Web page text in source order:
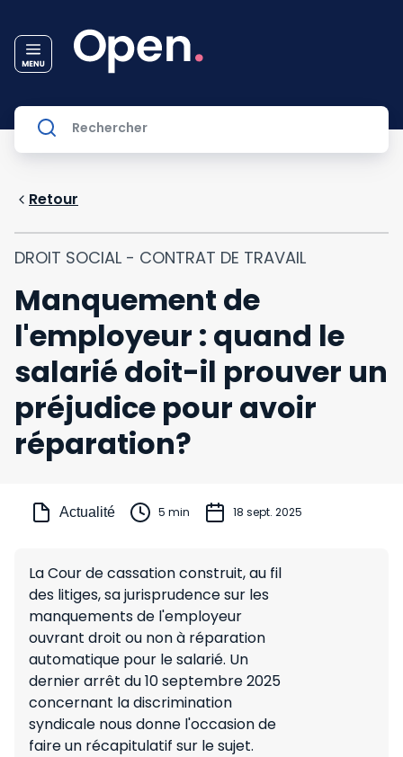
Retour
DROIT SOCIAL - CONTRAT DE TRAVAIL
Manquement de
l'employeur : quand le
salarié doit-il prouver un
préjudice pour avoir
réparation?
Actualité 5 min 18 sept. 2025
La Cour de cassation construit, au fil
des litiges, sa jurisprudence sur les
manquements de l'employeur
ouvrant droit ou non à réparation
automatique pour le salarié. Un
dernier arrêt du 10 septembre 2025
concernant la discrimination
syndicale nous donne l'occasion de
faire un récapitulatif sur le sujet.